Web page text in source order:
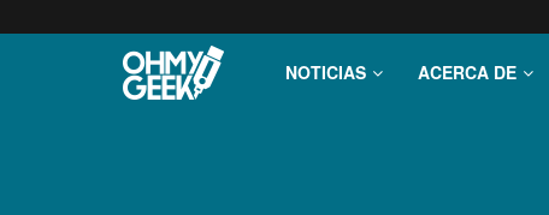
NOTICIAS ACERCA DE